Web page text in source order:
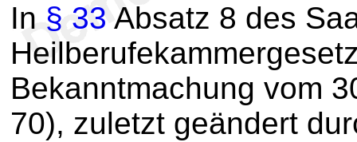
In § 33 Absatz 8 des
Bekanntmachung vom
70), zuletzt geändert